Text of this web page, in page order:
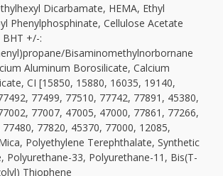
Dicarbamate, HEMA, Ethyl
Phenylphosphinate, Cellulose Acetate
BHT +/-:
Bisaminomethylnorbornane
Aluminum Borosilicate, Calcium
CI [15850, 15880, 16035, 19140,
77499, 77510, 77742, 77891, 45380,
77007, 47005, 47000, 77861, 77266,
77820, 45370, 77000, 12085,
Polyethylene Terephthalate, Synthetic
Polyurethane-33, Polyurethane-11, Bis(T-
Thiophene